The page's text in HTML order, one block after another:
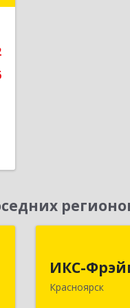
ИКС-
Красноярск
Красноярск